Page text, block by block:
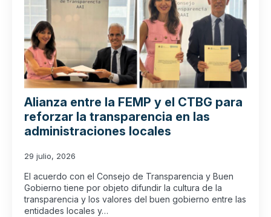
Alianza entre la FEMP y el CTBG para
reforzar la transparencia en las
administraciones locales
29 julio, 2026
El acuerdo con el Consejo de Transparencia y Buen
Gobierno tiene por objeto difundir la cultura de la
transparencia y los valores del buen gobierno entre las
entidades locales y…